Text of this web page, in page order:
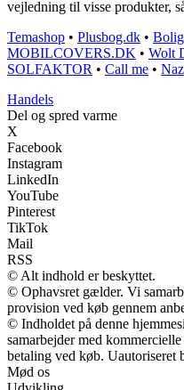
vejledning til visse produkter,
Temashop • Plusbog.dk •
MOBILCOVERS.DK • Wolt
SOLFAKTOR • Call me •
Handels
Del og spred varme
X
Facebook
Instagram
LinkedIn
YouTube
Pinterest
TikTok
Mail
RSS
© Alt indhold er beskyttet.
© Ophavsret gælder. Vi
provision ved køb gennem
© Indholdet på denne
samarbejder med
betaling ved køb. Uautoriseret
Mød os